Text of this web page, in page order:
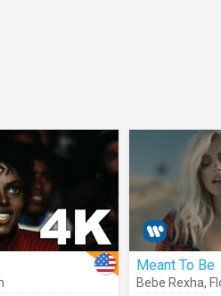
Meant To Be
Bebe Rexha,